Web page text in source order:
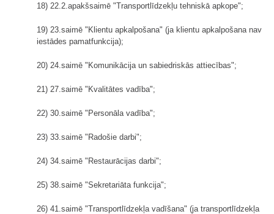
18) 22.2.apakšsaimē "Transportlīdzekļu tehniskā apkope";
19) 23.saimē "Klientu apkalpošana" (ja klientu apkalpošana nav
iestādes pamatfunkcija);
20) 24.saimē "Komunikācija un sabiedriskās attiecības";
21) 27.saimē "Kvalitātes vadība";
22) 30.saimē "Personāla vadība";
23) 33.saimē "Radošie darbi";
24) 34.saimē "Restaurācijas darbi";
25) 38.saimē "Sekretariāta funkcija";
26) 41.saimē "Transportlīdzekļa vadīšana" (ja transportlīdzekļa